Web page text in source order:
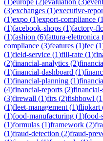
(3)exchanges (1)executive-
(1)expo (1)export-compliance (1
(1)facebook-shops (1)factory-
(1)fashion (6)fattura-elettronica
compliance (3)features (1)fec (1
(1)field-service (1)fill-rate (1)
(2)financial-analytics (2)
(1)financial-dashboard (1)
(1)financial-planning (1)
(4)financial-reports (2)financial-
(3)firewall (1)firs (2)fishbowl (1
(1)fleet-management (1)flipkart
(1)food-manufacturing (1)food-
(1)formulas (1)framework (2)
(1)fraud-detection (2)fraud-